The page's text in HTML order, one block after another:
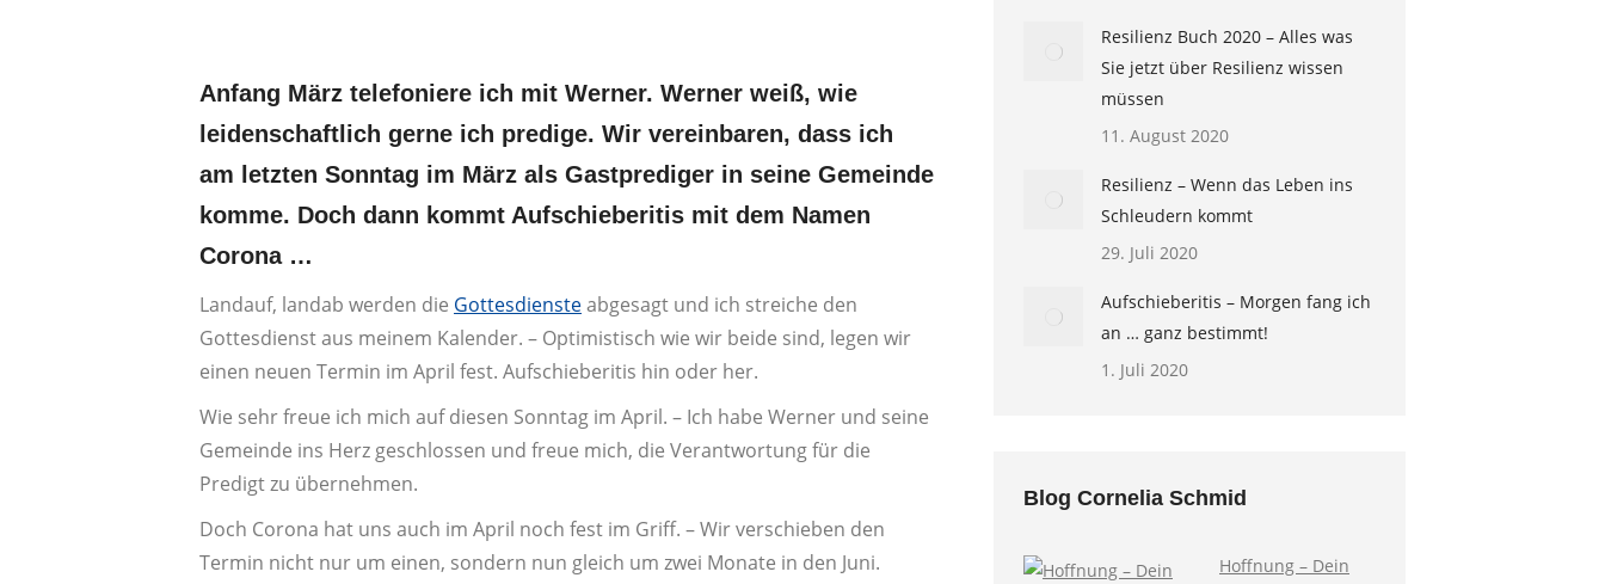
Anfang März telefoniere ich mit Werner. Werner weiß, wie
leidenschaftlich gerne ich predige. Wir vereinbaren, dass ich
am letzten Sonntag im März als Gastprediger in seine Gemeinde
komme. Doch dann kommt Aufschieberitis mit dem Namen
Corona …
Landauf, landab werden die Gottesdiensteabgesagt und ich streiche den
Gottesdienst aus meinem Kalender. – Optimistisch wie wir beide sind, legen wir
einen neuen Termin im April fest. Aufschieberitis hin oder her.
Wie sehr freue ich mich auf diesen Sonntag im April. – Ich habe Werner und seine
Gemeinde ins Herz geschlossen und freue mich, die Verantwortung für die
Predigt zu übernehmen.
Doch Corona hat uns auch im April noch fest im Griff. – Wir verschieben den
Termin nicht nur um einen, sondern nun gleich um zwei Monate in den Juni.
Resilienz Buch 2020 – Alles was
Sie jetzt über Resilienz wissen
müssen
11. August 2020
Resilienz – Wenn das Leben ins
Schleudern kommt
29. Juli 2020
Aufschieberitis – Morgen fang ich
an … ganz bestimmt!
1. Juli 2020
Blog Cornelia Schmid
Hoffnung – Dein